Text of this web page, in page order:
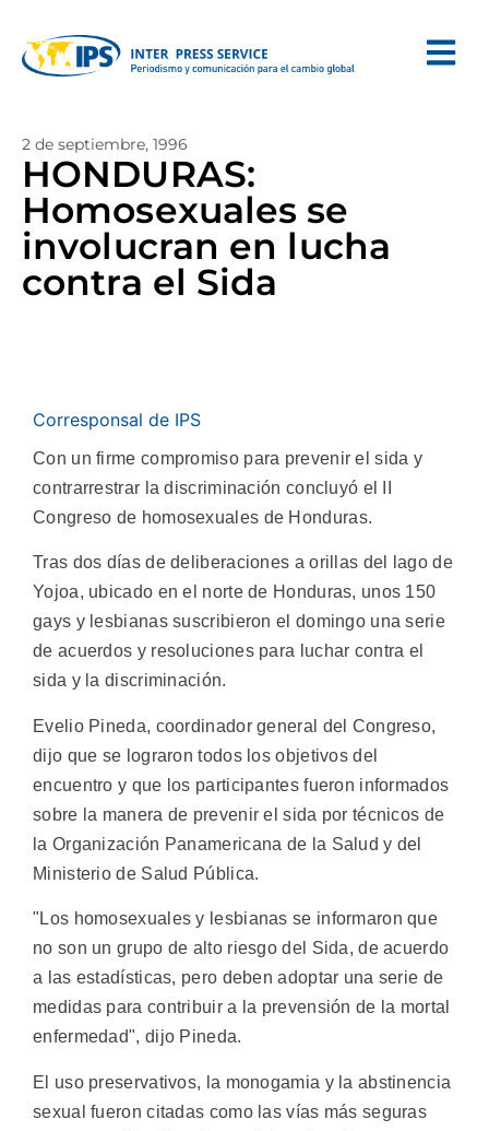
2 de septiembre, 1996
HONDURAS:
Homosexuales se
involucran en lucha
contra el Sida
Corresponsal de IPS
Con un firme compromiso para prevenir el sida y
contrarrestrar la discriminación concluyó el II
Congreso de homosexuales de Honduras.
Tras dos días de deliberaciones a orillas del lago de
Yojoa, ubicado en el norte de Honduras, unos 150
gays y lesbianas suscribieron el domingo una serie
de acuerdos y resoluciones para luchar contra el
sida y la discriminación.
Evelio Pineda, coordinador general del Congreso,
dijo que se lograron todos los objetivos del
encuentro y que los participantes fueron informados
sobre la manera de prevenir el sida por técnicos de
la Organización Panamericana de la Salud y del
Ministerio de Salud Pública.
"Los homosexuales y lesbianas se informaron que
no son un grupo de alto riesgo del Sida, de acuerdo
a las estadísticas, pero deben adoptar una serie de
medidas para contribuir a la prevensión de la mortal
enfermedad", dijo Pineda.
El uso preservativos, la monogamia y la abstinencia
sexual fueron citadas como las vías más seguras